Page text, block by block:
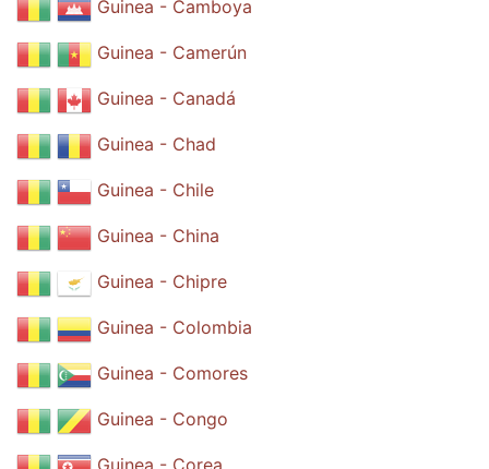
Guinea - Camboya
Guinea - Camerún
Guinea - Canadá
Guinea - Chad
Guinea - Chile
Guinea - China
Guinea - Chipre
Guinea - Colombia
Guinea - Comores
Guinea - Congo